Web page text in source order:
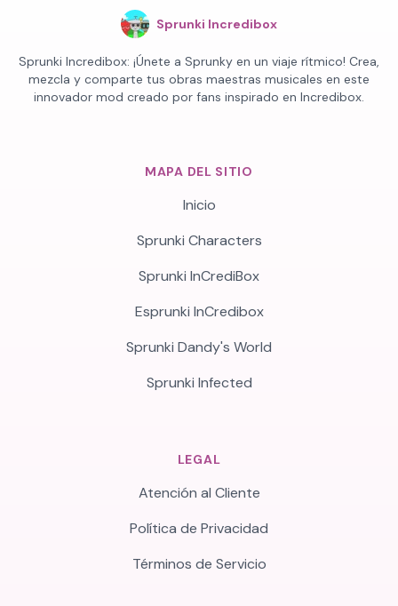
Sprunki Incredibox
Sprunki Incredibox: ¡Únete a Sprunky en un viaje rítmico! Crea,
mezcla y comparte tus obras maestras musicales en este
innovador mod creado por fans inspirado en Incredibox.
MAPA DEL SITIO
Inicio
Sprunki Characters
Sprunki InCrediBox
Esprunki InCredibox
Sprunki Dandy's World
Sprunki Infected
LEGAL
Atención al Cliente
Política de Privacidad
Términos de Servicio